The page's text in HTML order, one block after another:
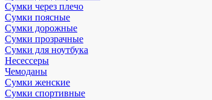
Сумки через плечо
Сумки поясные
Сумки дорожные
Сумки прозрачные
Сумки для ноутбука
Несессеры
Чемоданы
Сумки женские
Сумки спортивные